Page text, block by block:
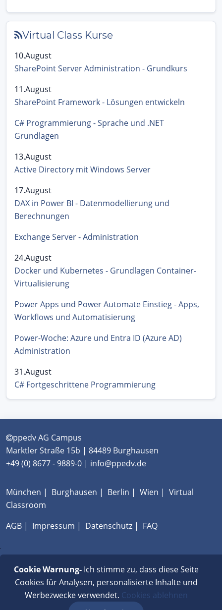
Virtual Class Kurse
10.August
SharePoint Server Administration - Grundkurs
11.August
SharePoint Framework - Lösungen entwickeln
C# Programmierung - Sprache und .NET
Grundlagen
13.August
Active Directory mit Windows Server
17.August
DAX in Power BI - Datenmodellierung und
Berechnungen
Exchange Server - Administration
24.August
Docker und Kubernetes - Grundlagen Container-
Virtualisierung
Power Apps und Power Automate Einstieg - Apps,
Workflows und Automatisierung
Power-Woche: Azure und Entra ID (Azure AD)
Administration
31.August
C# Fortgeschrittene Programmierung
ppedv AG Campus
Marktler Straße 15b | 84489 Burghausen
+49 (0) 8677 - 9889-0 | info@ppedv.de
München | Burghausen | Berlin | Wien | Virtual
Classroom
AGB | Impressum | Datenschutz | FAQ
Cookie Warnung-Ich stimme zu, dass diese Seite
Cookies für Analysen, personalisierte Inhalte und
Werbezwecke verwendet. Cookies ablehnen